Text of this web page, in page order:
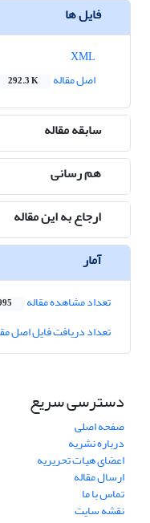
فایل ها
اصل مقاله
292.3 K
سابقه مقاله
هم رسانی
ارجاع به این مقاله
آمار
تعداد مشاهده مقاله
تعداد دریافت فایل اصل
دسترسی سریع
صفحه اصلی
درباره نشریه
اعضای هیات تحریریه
ارسال مقاله
تماس با ما
نقشه سایت